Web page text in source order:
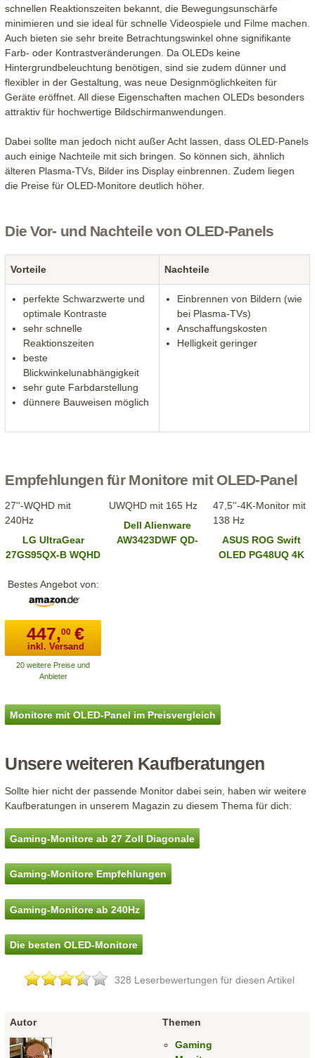
schnellen Reaktionszeiten bekannt, die Bewegungsunschärfe
minimieren und sie ideal für schnelle Videospiele und Filme machen.
Auch bieten sie sehr breite Betrachtungswinkel ohne signifikante
Farb- oder Kontrastveränderungen. Da OLEDs keine
Hintergrundbeleuchtung benötigen, sind sie zudem dünner und
flexibler in der Gestaltung, was neue Designmöglichkeiten für
Geräte eröffnet. All diese Eigenschaften machen OLEDs besonders
attraktiv für hochwertige Bildschirmanwendungen.
Dabei sollte man jedoch nicht außer Acht lassen, dass OLED-Panels
auch einige Nachteile mit sich bringen. So können sich, ähnlich
älteren Plasma-TVs, Bilder ins Display einbrennen. Zudem liegen
die Preise für OLED-Monitore deutlich höher.
Die Vor- und Nachteile von OLED-Panels
Vorteile Nachteile
perfekte Schwarzwerte und
optimale Kontraste
sehr schnelle
Reaktionszeiten
beste
Blickwinkelunabhängigkeit
sehr gute Farbdarstellung
dünnere Bauweisen möglich
Einbrennen von Bildern (wie
bei Plasma-TVs)
Anschaffungskosten
Helligkeit geringer
Empfehlungen für Monitore mit OLED-Panel
27''-WQHD mit
240Hz
LG UltraGear
27GS95QX-B WQHD
Bestes Angebot von:
447,00 €
inkl. Versand
20 weitere Preise und
Anbieter
UWQHD mit 165 Hz
Dell Alienware
AW3423DWF QD-
47,5''-4K-Monitor mit
138 Hz
ASUS ROG Swift
OLED PG48UQ 4K
Monitore mit OLED-Panel im Preisvergleich
Unsere weiteren Kaufberatungen
Sollte hier nicht der passende Monitor dabei sein, haben wir weitere
Kaufberatungen in unserem Magazin zu diesem Thema für dich:
Gaming-Monitore ab 27 Zoll Diagonale
Gaming-Monitore Empfehlungen
Gaming-Monitore ab 240Hz
Die besten OLED-Monitore
328 Leserbewertungen für diesen Artikel
Autor
Themen
Gaming